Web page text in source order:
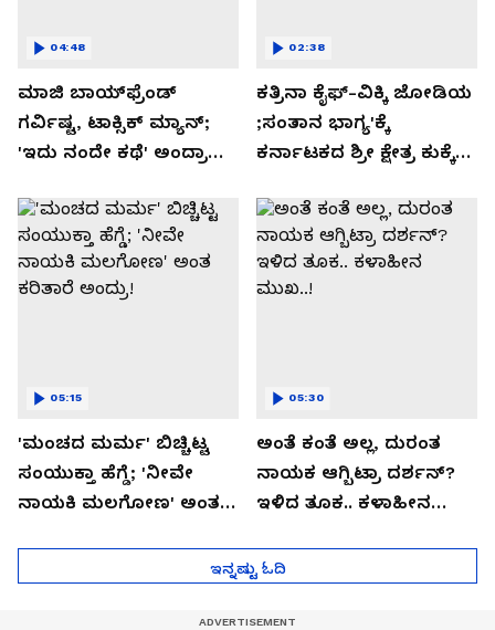
ಮಾಜಿ ಬಾಯ್‌ಫ್ರೆಂಡ್
ಗರ್ವಿಷ್ಟ, ಟಾಕ್ಸಿಕ್ ಮ್ಯಾನ್;
'ಇದು ನಂದೇ ಕಥೆ' ಅಂದ್ರಾ
ಮಂದಣ್ಣ?
04:48
ಕತ್ರಿನಾ ಕೈಫ್-ವಿಕ್ಕಿ ಜೋಡಿಯ
;ಸಂತಾನ ಭಾಗ್ಯ'ಕ್ಕೆ
ಕರ್ನಾಟಕದ ಶ್ರೀ ಕ್ಷೇತ್ರ ಕುಕ್ಕೆ
02:38
'ಮಂಚದ ಮರ್ಮ' ಬಿಚ್ಚಿಟ್ಟ
ಸಂಯುಕ್ತಾ ಹೆಗ್ಡೆ; 'ನೀವೇ
ನಾಯಕಿ ಮಲಗೋಣ' ಅಂತ
05:15
ಅಂತೆ ಕಂತೆ ಅಲ್ಲ, ದುರಂತ
ನಾಯಕ ಆಗ್ಬಿಟ್ರಾ ದರ್ಶನ್?
ಇಳಿದ ತೂಕ.. ಕಳಾಹೀನ
05:30
ಇನ್ನಷ್ಟು ಓದಿ